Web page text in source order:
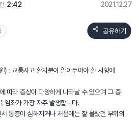
2:42 2021.12.27
공유하기
) : 교통사고 환자분이 알아두어야 할 사항에
따라 증상이 다양하게 나타날 수 있으며 그 중
염좌가 가장 자주 발생합니다.
통증이 심해지거나 처음에는 잘 몰랐던 부위의